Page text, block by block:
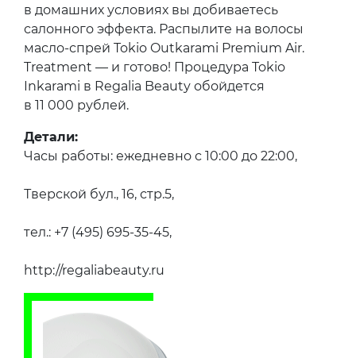
в домашних условиях вы добиваетесь
салонного эффекта. Распылите на волосы
масло-спрей Tokio Outkarami Premium Air.
Treatment — и готово! Процедура Tokio
Inkarami в Regalia Beauty обойдется
в 11 000 рублей.
Детали:
Часы работы: ежедневно с 10:00 до 22:00,
Тверской бул., 16, стр.5,
тел.: +7 (495) 695-35-45,
http://regaliabeauty.ru